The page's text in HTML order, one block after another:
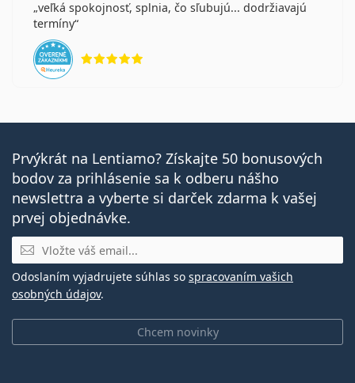
šošovkami?
UV filter v kontaktných šošovkách zvyšuje ochranu
rohovky pred nebezpečným ultrafialovým žiarením.
Kontaktné šošovky však nepokrývajú celé oko alebo
šošoviek s UV filtrom aslnečných okuliarov.
Ide o zdravotnícku pomôcku. Pred použitím si
prečítajte pokyny.
veľká spokojnosť, splnia, čo sľubujú... dodržiavajú
termíny
Prvýkrát na Lentiamo? Získajte 50 bonusových
bodov za prihlásenie sa k odberu nášho
newslettra a vyberte si darček zdarma k vašej
prvej objednávke.
E-mail
Chcem novinky
Odoslaním vyjadrujete súhlas so spracovaním vašich
osobných údajov.